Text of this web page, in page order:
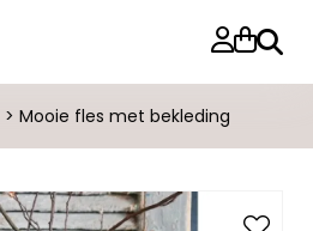
> Mooie fles met bekleding